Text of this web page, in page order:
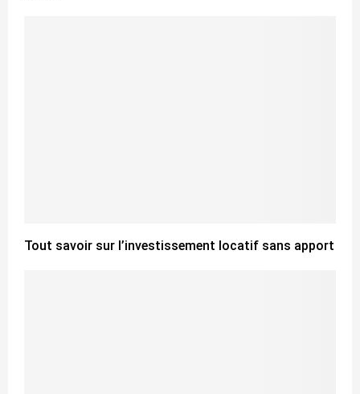
Tout savoir sur l’investissement locatif sans apport